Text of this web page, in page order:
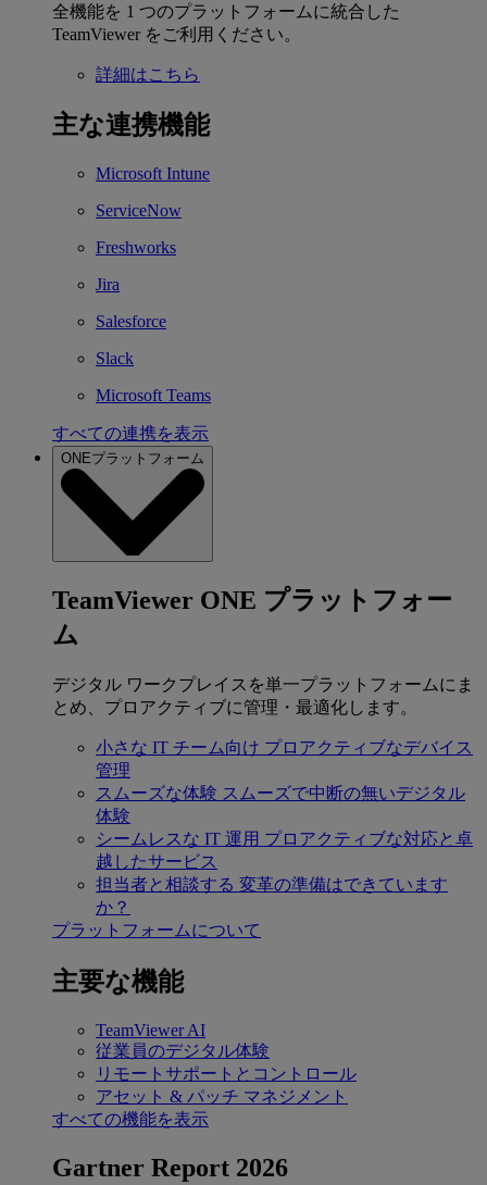
全機能を 1 つのプラットフォームに統合した
TeamViewer をご利用ください。
詳細はこちら
主な連携機能
Microsoft Intune
ServiceNow
Freshworks
Jira
Salesforce
Slack
Microsoft Teams
すべての連携を表示
ONEプラットフォーム
TeamViewer ONE プラットフォー
ム
デジタル ワークプレイスを単一プラットフォームにま
とめ、プロアクティブに管理・最適化します。
小さな IT チーム向け プロアクティブなデバイス
管理
スムーズな体験 スムーズで中断の無いデジタル
体験
シームレスな IT 運用 プロアクティブな対応と卓
越したサービス
担当者と相談する 変革の準備はできています
か？
プラットフォームについて
主要な機能
TeamViewer AI
従業員のデジタル体験
リモートサポートとコントロール
アセット & パッチ マネジメント
すべての機能を表示
Gartner Report 2026